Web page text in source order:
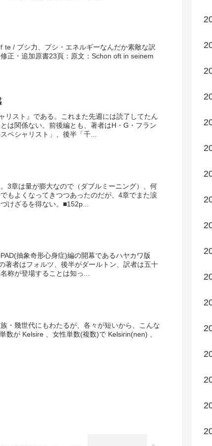
te / プシ力、プシ・エネルギーなんだか素敵な訳
正・追加原書23頁：原文：Schon oft in seinem
リスト』である。これまた先週には読了してたん
関係ない。前後編とも、著者はH・G・フラン
ペシャリスト」、後半「千...
3章は量が膨大なので（ダブルミーニング）、何
もよくなってきつつあったのだが、4章でまた涙
けざるを得ない。■152p...
抽象奇形心身症)編の開幕であるハヤカワ版
著者はフォルツ、後半がダールトン、訳者は五十
称が登場することは知っ...
・幾世代にもわたるが、各々が短いから、こんな
が Kelsire 、女性単数(複数)で Kelsirin(nen) 、